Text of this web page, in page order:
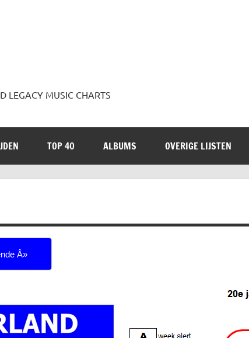
MUSIC CHARTS
TOP 40 ALBUMS OVERIGE LIJSTEN
Â»